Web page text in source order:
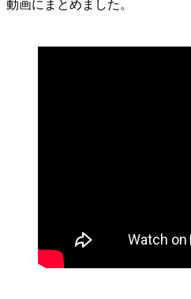
動画にまとめました。